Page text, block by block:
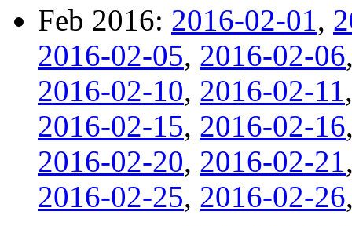
Feb 2016: 2016-02-01,
2016-02-05, 2016-02-06
2016-02-10, 2016-02-11
2016-02-15, 2016-02-16
2016-02-20, 2016-02-21
2016-02-25, 2016-02-26